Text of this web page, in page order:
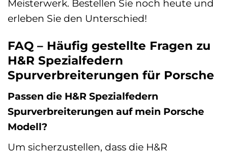
Meisterwerk. Bestellen Sie noch heute und
erleben Sie den Unterschied!
FAQ – Häufig gestellte Fragen zu
H&R Spezialfedern
Spurverbreiterungen für Porsche
Passen die H&R Spezialfedern
Spurverbreiterungen auf mein Porsche
Modell?
Um sicherzustellen, dass die H&R